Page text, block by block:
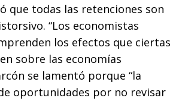
que todas las retenciones son
“Los economistas
los efectos que ciertas
sobre las economías
se lamentó porque “la
oportunidades por no revisar